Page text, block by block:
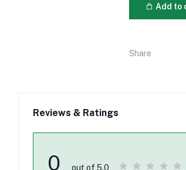
Add to
Share
Reviews & Ratings
0 out of 5.0